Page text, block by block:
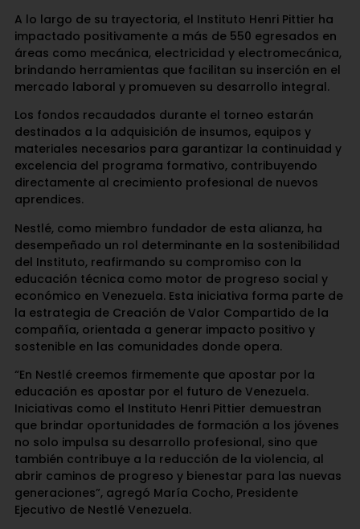
A lo largo de su trayectoria, el Instituto Henri Pittier ha
impactado positivamente a más de 550 egresados en
áreas como mecánica, electricidad y electromecánica,
brindando herramientas que facilitan su inserción en el
mercado laboral y promueven su desarrollo integral.
Los fondos recaudados durante el torneo estarán
destinados a la adquisición de insumos, equipos y
materiales necesarios para garantizar la continuidad y
excelencia del programa formativo, contribuyendo
directamente al crecimiento profesional de nuevos
aprendices.
Nestlé, como miembro fundador de esta alianza, ha
desempeñado un rol determinante en la sostenibilidad
del Instituto, reafirmando su compromiso con la
educación técnica como motor de progreso social y
económico en Venezuela. Esta iniciativa forma parte de
la estrategia de Creación de Valor Compartido de la
compañía, orientada a generar impacto positivo y
sostenible en las comunidades donde opera.
“En Nestlé creemos firmemente que apostar por la
educación es apostar por el futuro de Venezuela.
Iniciativas como el Instituto Henri Pittier demuestran
que brindar oportunidades de formación a los jóvenes
no solo impulsa su desarrollo profesional, sino que
también contribuye a la reducción de la violencia, al
abrir caminos de progreso y bienestar para las nuevas
generaciones”, agregó María Cocho, Presidente
Ejecutivo de Nestlé Venezuela.